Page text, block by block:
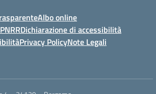
Albo online
Dichiarazione di accessibilità
Privacy PolicyNote Legali